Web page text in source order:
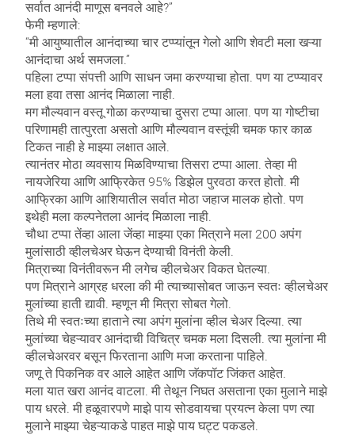
सर्वात आनंदी माणूस बनवले आहे?”
फेमी म्हणाले:
“मी आयुष्यातील आनंदाच्या चारटप्प्यांतून गेलो आणि शेवटी मला खऱ्या
आनंदाचा अर्थ समजला.”
पहिला टप्पा संपत्ती आणि साधन जमा करण्याचा होता. पण या टप्प्यावर
मला हवा तसा आनंद मिळाला नाही.
मग मौल्यवान वस्तू गोळा करण्याचा दुसरा टप्पा आला. पण या गोष्टीचा
परिणामही तात्पुरता असतो आणि मौल्यवान वस्तूंची चमक फार काळ
टिकत नाही हे माझ्या लक्षात आले.
त्यानंतर मोठा व्यवसाय मिळविण्याचा तिसरा टप्पा आला. तेव्हा मी
नायजेरिया आणि आफ्रिकेत 95% डिझेल पुरवठा करत होतो. मी
आफ्रिका आणि आशियातील सर्वात मोठा जहाज मालक होतो. पण
इथेही मला कल्पनेतला आनंद मिळाला नाही.
चौथा टप्पा तेंव्हा आला जेंव्हा माझ्या एका मित्राने मला 200 अपंग
मुलांसाठी व्हीलचेअर घेऊन देण्याची विनंती केली.
मित्राच्या विनंतीवरून मी लगेच व्हीलचेअर विकत घेतल्या.
पण मित्राने आग्रह धरला की मी त्याच्यासोबत जाऊन स्वतः व्हीलचेअर
मुलांच्या हाती द्यावी. म्हणून मी मित्रा सोबत गेलो.
तिथे मी स्वतःच्या हाताने त्या अपंग मुलांना व्हील चेअर दिल्या. त्या
मुलांच्या चेहऱ्यावर आनंदाची विचित्र चमक मला दिसली. त्या मुलांना मी
व्हीलचेअरवर बसून फिरताना आणि मजा करताना पाहिले.
जणू ते पिकनिक वर आले आहेत आणि जॅकपॉट जिंकत आहेत.
मला यात खरा आनंद वाटला. मी तेथून निघत असताना एका मुलाने माझे
पाय धरले. मी हळूवारपणे माझे पाय सोडवायचा प्रयत्न केला पण त्या
मुलाने माझ्या चेहऱ्याकडे पाहत माझे पाय घट्ट पकडले.